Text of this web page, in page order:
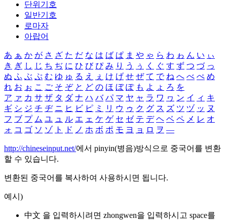
단위기호
일반기호
로마자
아랍어
あ ぁ か が さ ざ た だ な は ば ぱ ま や ゃ ら わ ゎ ん い ぃ
き ぎ し じ ち ぢ に ひ び ぴ み り う ぅ く ぐ す ず つ づ っ
ぬ ふ ぶ ぷ む ゆ ゅ る え ぇ け げ せ ぜ て で ね へ べ ぺ め
れ お ぉ こ ご そ ぞ と ど の ほ ぼ ぽ も よ ょ ろ を
ア ァ カ サ ザ タ ダ ナ ハ バ パ マ ヤ ャ ラ ワ ヮ ン イ ィ キ
ギ シ ジ チ ヂ ニ ヒ ビ ピ ミ リ ウ ゥ ク グ ス ズ ツ ヅ ッ ヌ
フ ブ プ ム ユ ュ ル エ ェ ケ ゲ セ ゼ テ デ ヘ ベ ペ メ レ オ
ォ コ ゴ ソ ゾ ト ド ノ ホ ボ ポ モ ヨ ョ ロ ヲ ―
http://chineseinput.net/에서 pinyin(병음)방식으로 중국어를 변환
할 수 있습니다.
변환된 중국어를 복사하여 사용하시면 됩니다.
예시)
中文 을 입력하시려면 zhongwen을 입력하시고 space를